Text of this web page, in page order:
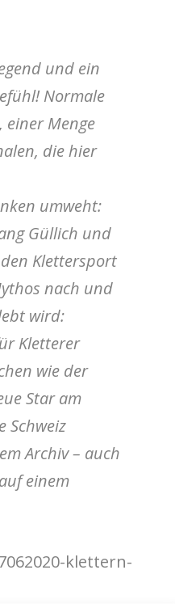
und ein
Normale
einer Menge
die hier
umweht:
Güllich und
Klettersport
nach und
wird:
Kletterer
wie der
Star am
Schweiz
Archiv – auch
einem
klettern-